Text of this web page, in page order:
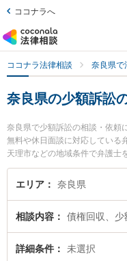
ココナラへ
ココナラ法律相談 奈良県で
奈良県の少額訴訟
奈良県で少額訴訟の相談・依頼
無料や休日面談に対応している
天理市などの地域条件で弁護士
収や債権回収代行、債権の時効
利です。特にフジイ法律事務所
た少額訴訟の相談・依頼のトラ
訟の相談・依頼のトラブル解決
回相談無料で少額訴訟の相談・
エリア 奈良県
相談内容 債権回収、
詳細条件 未選択